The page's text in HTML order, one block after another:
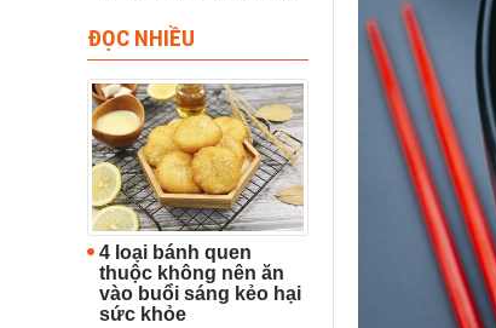
ĐỌC NHIỀU
4 loại bánh quen
thuộc không nên ăn
vào buổi sáng kẻo hại
sức khỏe